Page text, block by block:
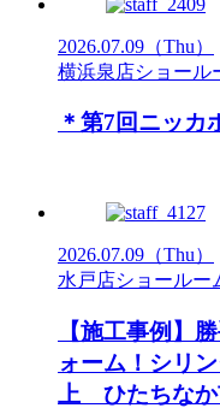
2026.07.09 （Thu）
横浜泉店ショール
＊第7回ニッ
2026.07.09 （Thu）
水戸店ショールー
【施工事例】
ォーム！シリ
上 ひたちな